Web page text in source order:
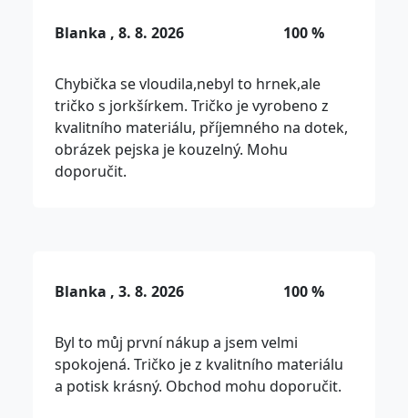
Blanka , 8. 8. 2026 100 %
Chybička se vloudila,nebyl to hrnek,ale
tričko s jorkšírkem. Tričko je vyrobeno z
kvalitního materiálu, příjemného na dotek,
obrázek pejska je kouzelný. Mohu
doporučit.
Blanka , 3. 8. 2026 100 %
Byl to můj první nákup a jsem velmi
spokojená. Tričko je z kvalitního materiálu
a potisk krásný. Obchod mohu doporučit.